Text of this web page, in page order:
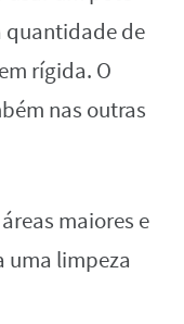
quantidade de
rígida. O
nas outras
maiores e
uma limpeza